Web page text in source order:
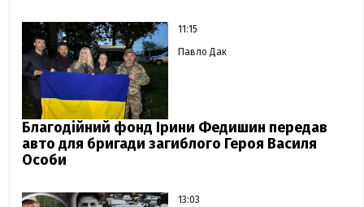
11:15
Павло Дак
Благодійний фонд Ірини Федишин передав
авто для бригади загиблого Героя Василя
Особи
13:03